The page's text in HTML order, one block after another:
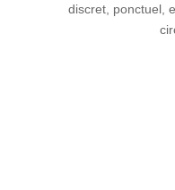
discret, ponctuel,